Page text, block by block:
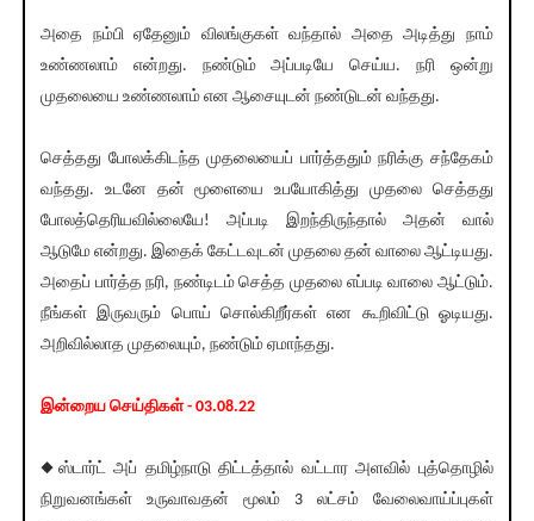
அதை நம்பி ஏதேனும் விலங்குகள் வந்தால் அதை அடித்து நாம்
உண்ணலாம் என்றது. நண்டும் அப்படியே செய்ய. நரி ஒன்று
முதலையை உண்ணலாம் என ஆசையுடன் நண்டுடன் வந்தது.
செத்தது போலக்கிடந்த முதலையைப் பார்த்ததும் நரிக்கு சந்தேகம்
வந்தது. உடனே தன் மூளையை உபயோகித்து முதலை செத்தது
போலத்தெரியவில்லையே! அப்படி இறந்திருந்தால் அதன் வால்
ஆடுமே என்றது. இதைக் கேட்டவுடன் முதலை தன் வாலை ஆட்டியது.
அதைப் பார்த்த நரி, நண்டிடம் செத்த முதலை எப்படி வாலை ஆட்டும்.
நீங்கள் இருவரும் பொய் சொல்கிறீர்கள் என கூறிவிட்டு ஓடியது.
அறிவில்லாத முதலையும், நண்டும் ஏமாந்தது.
இன்றைய செய்திகள் - 03.08.22
◆ஸ்டார்ட் அப் தமிழ்நாடு திட்டத்தால் வட்டார அளவில் புத்தொழில்
நிறுவனங்கள் உருவாவதன் மூலம் 3 லட்சம் வேலைவாய்ப்புகள்